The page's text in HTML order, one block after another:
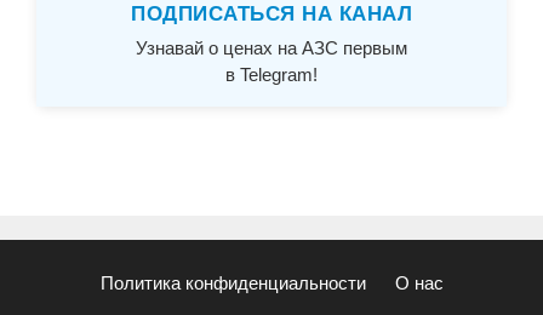
ПОДПИСАТЬСЯ НА КАНАЛ
Узнавай о ценах на АЗС первым
в Telegram!
Политика конфиденциальности О нас